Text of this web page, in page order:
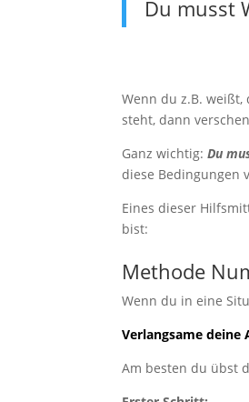
Du musst
Wenn du z.B.
steht, dann
Ganz wichtig:Du
diese Bedingungen
Eines dieser
bist:
Methode
Wenn du in eine
Verlangsame deine
Am besten du übst